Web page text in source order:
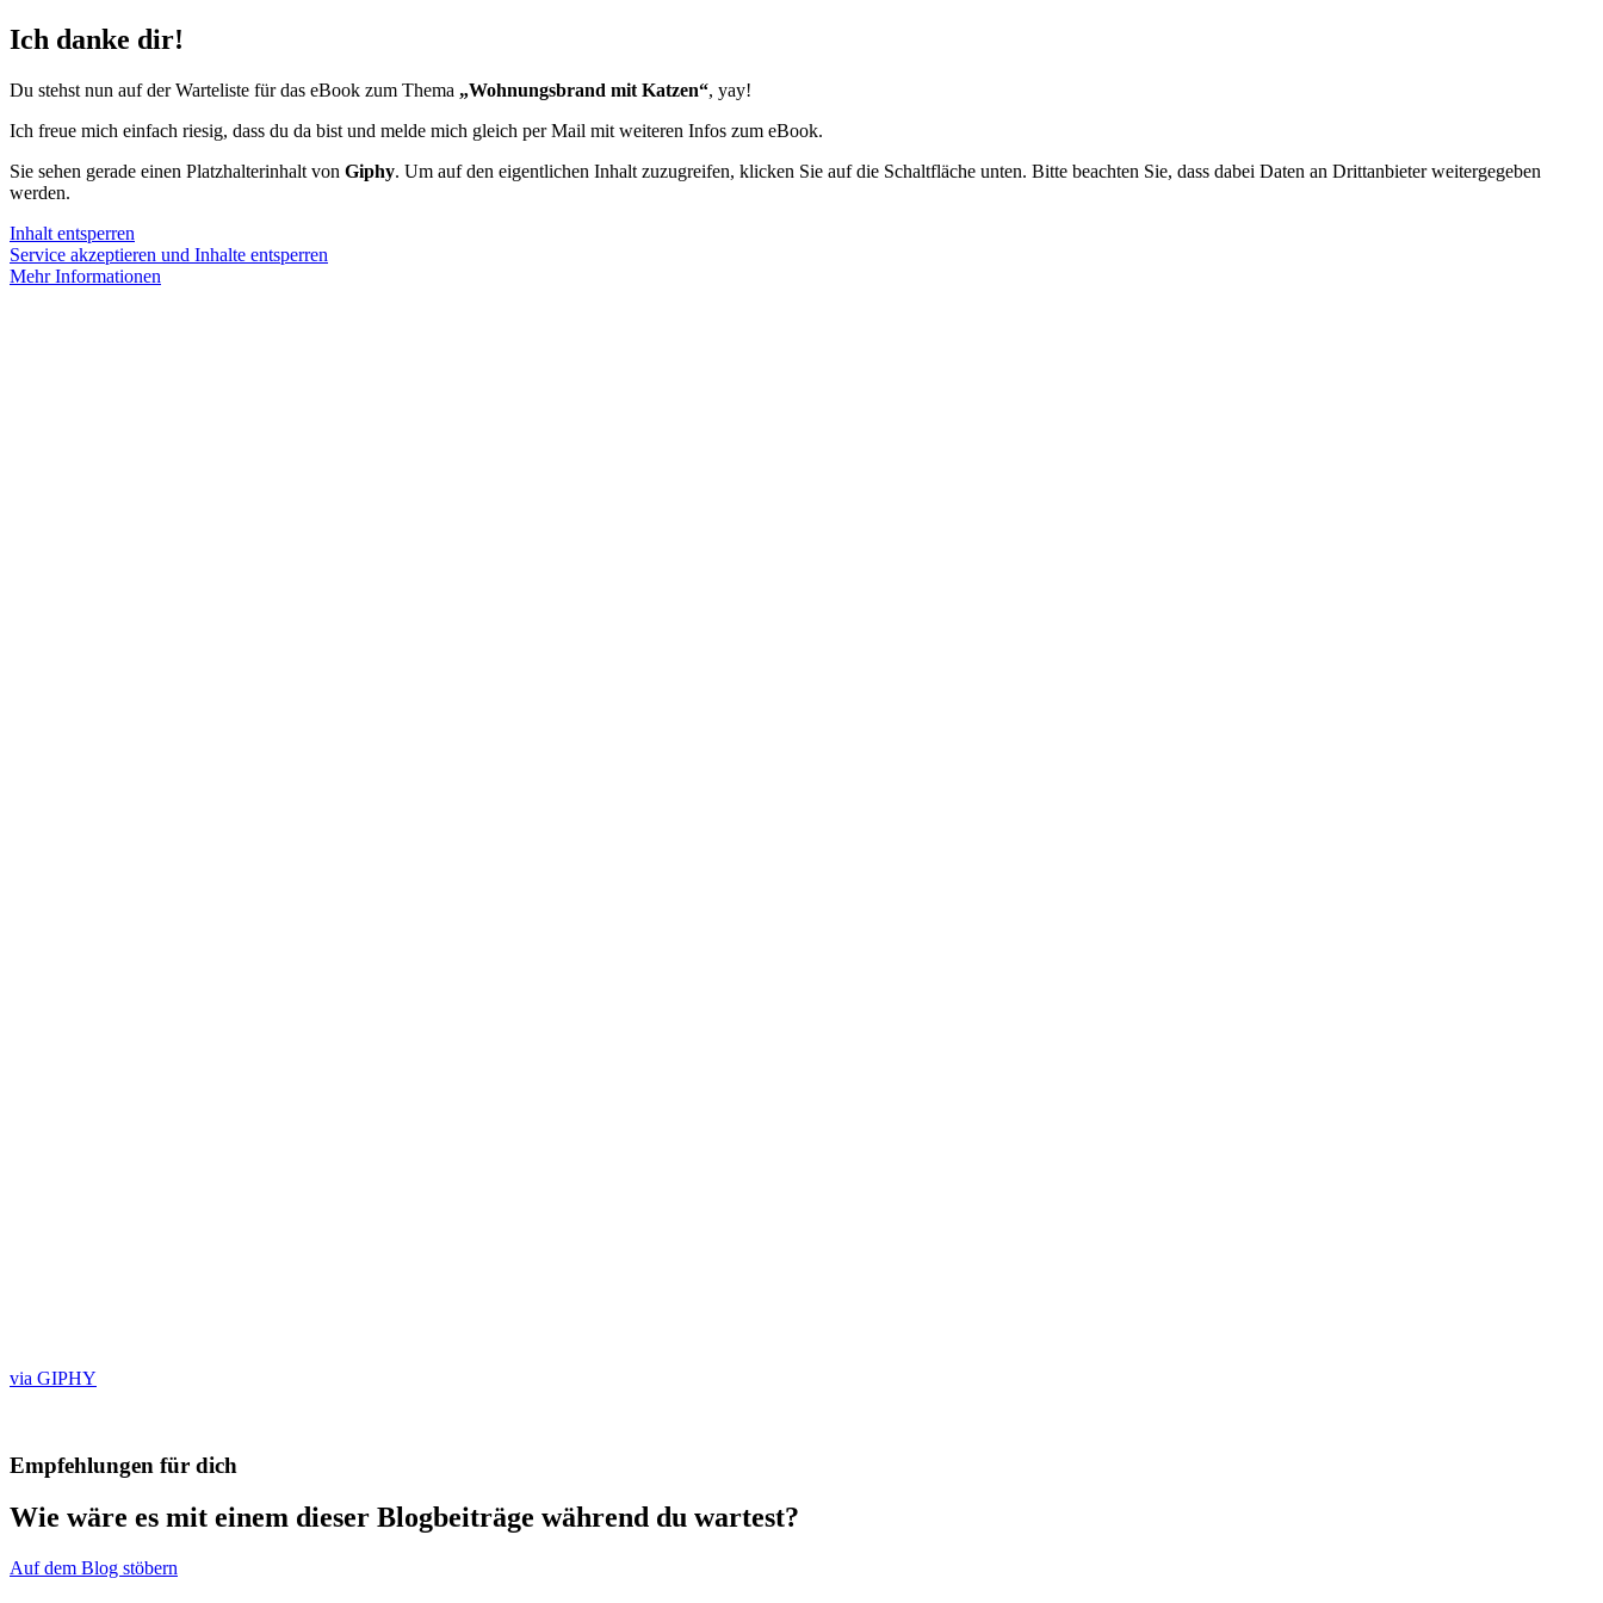
Ich danke dir!
Du stehst nun auf der Warteliste für das eBook zum Thema „Wohnungsbrand mit Katzen“, yay!
Ich freue mich einfach riesig, dass du da bist und melde mich gleich per Mail mit weiteren Infos zum eBook.
Sie sehen gerade einen Platzhalterinhalt von Giphy. Um auf den eigentlichen Inhalt zuzugreifen, klicken Sie auf die Schaltfläche unten. Bitte beachten Sie, dass dabei Daten an Drittanbieter weitergegeben
werden.
Inhalt entsperren
Service akzeptieren und Inhalte entsperren
Mehr Informationen
via GIPHY
Empfehlungen für dich
Wie wäre es mit einem dieser Blogbeiträge während du wartest?
Auf dem Blog stöbern